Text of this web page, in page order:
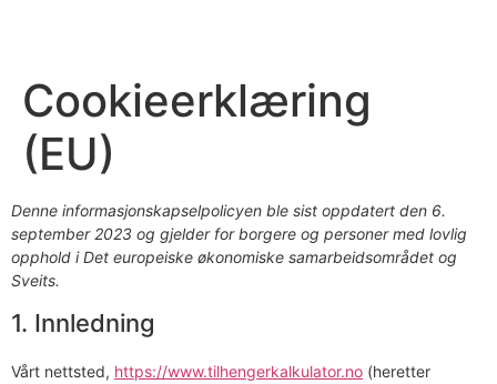
Cookieerklæring
(EU)
Denne informasjonskapselpolicyen ble sist oppdatert den 6.
september 2023 og gjelder for borgere og personer med lovlig
opphold i Det europeiske økonomiske samarbeidsområdet og
Sveits.
1. Innledning
Vårt nettsted, https://www.tilhengerkalkulator.no (heretter